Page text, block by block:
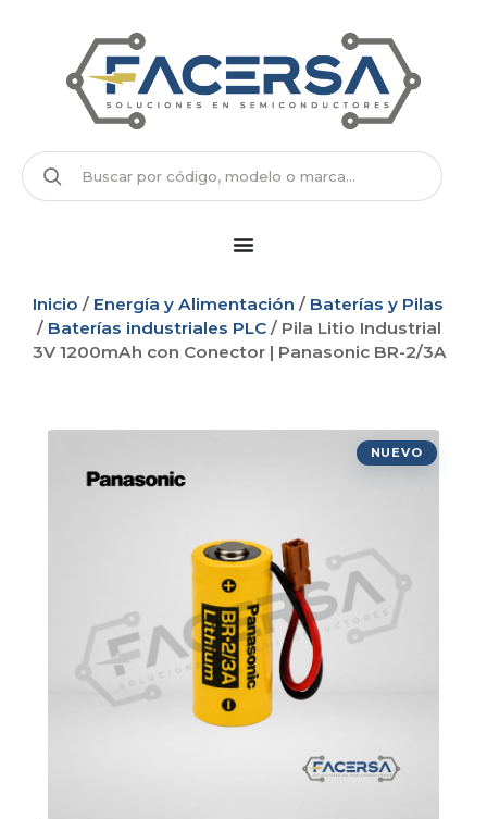
Inicio / Energía y Alimentación / Baterías y Pilas
/ Baterías industriales PLC / Pila Litio Industrial
3V 1200mAh con Conector | Panasonic BR-2/3A